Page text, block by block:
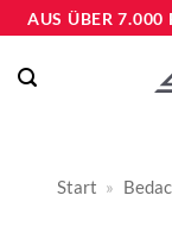
Zum
springen
AUS ÜBER 7.000
Start »